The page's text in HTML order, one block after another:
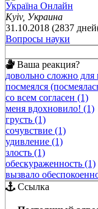
Україна Онлайн
Kyiv, Украина
31.10.2018 (2837
Вопросы науки
Ваша реакция?
довольно сложно для
посмеялся
со всем согласен (1)
меня вдохновило! (1)
грусть (1)
сочувствие (1)
удивление (1)
злость (1)
обескураженность (1)
вызвало
Ссылка